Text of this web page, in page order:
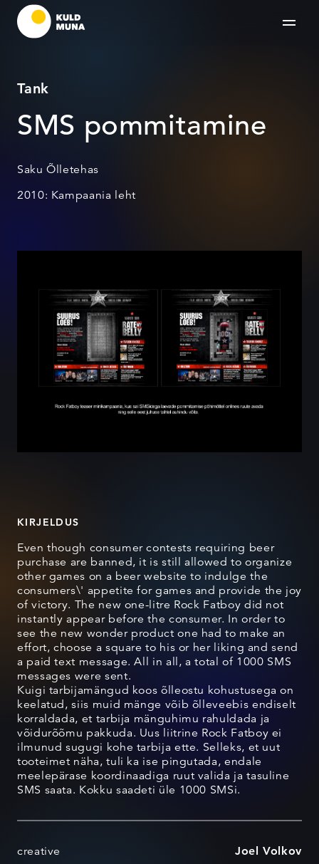
Tank
SMS pommitamine
Saku Õlletehas
2010: Kampaania leht
KIRJELDUS
Even though consumer contests requiring beer
purchase are banned, it is still allowed to organize
other games on a beer website to indulge the
consumers\' appetite for games and provide the joy
of victory. The new one-litre Rock Fatboy did not
instantly appear before the consumer. In order to
see the new wonder product one had to make an
effort, choose a square to his or her liking and send
a paid text message. All in all, a total of 1000 SMS
messages were sent.
Kuigi tarbijamängud koos õlleostu kohustusega on
keelatud, siis muid mänge võib õlleveebis endiselt
korraldada, et tarbija mänguhimu rahuldada ja
võidurõõmu pakkuda. Uus liitrine Rock Fatboy ei
ilmunud sugugi kohe tarbija ette. Selleks, et uut
tooteimet näha, tuli ka ise pingutada, endale
meelepärase koordinaadiga ruut valida ja tasuline
SMS saata. Kokku saadeti üle 1000 SMSi.
creative Joel Volkov